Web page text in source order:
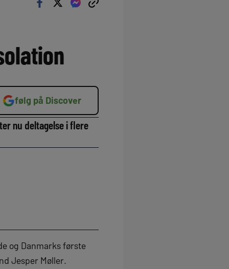
følg på Discover
nu deltagelse i flere
og Danmarks første
Jesper Møller.